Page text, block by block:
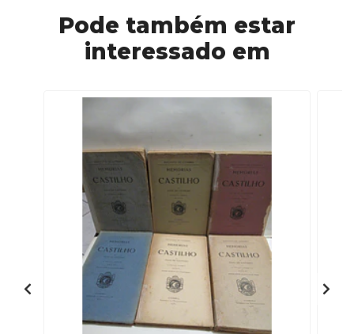
Pode também estar
interessado em